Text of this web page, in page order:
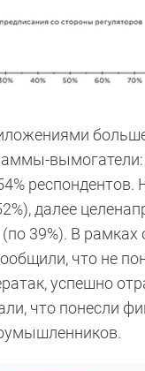
вымогатели:
респондентов.
далее
39%). В рамках
что не
успешно
что понесли